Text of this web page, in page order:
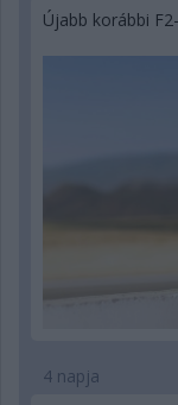
Újabb korábbi
4 napja